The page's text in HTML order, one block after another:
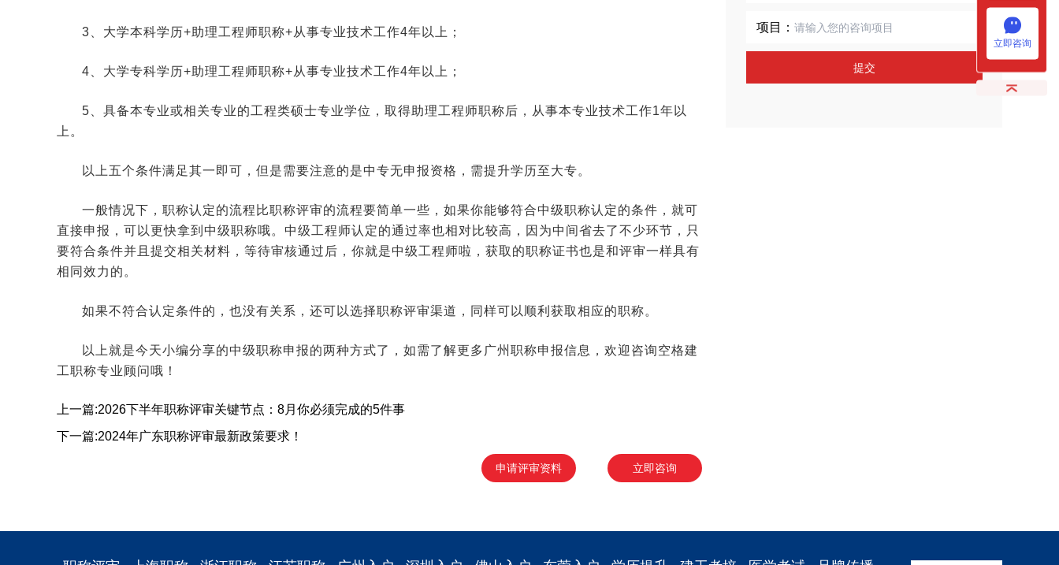
3、大学本科学历+助理工程师职称+从事专业技术工作4年以上；
4、大学专科学历+助理工程师职称+从事专业技术工作4年以上；
5、具备本专业或相关专业的工程类硕士专业学位，取得助理工程师职称后，从事本专业技术工作1年以
上。
以上五个条件满足其一即可，但是需要注意的是中专无申报资格，需提升学历至大专。
一般情况下，职称认定的流程比职称评审的流程要简单一些，如果你能够符合中级职称认定的条件，就可
直接申报，可以更快拿到中级职称哦。中级工程师认定的通过率也相对比较高，因为中间省去了不少环节，只
要符合条件并且提交相关材料，等待审核通过后，你就是中级工程师啦，获取的职称证书也是和评审一样具有
相同效力的。
如果不符合认定条件的，也没有关系，还可以选择职称评审渠道，同样可以顺利获取相应的职称。
以上就是今天小编分享的中级职称申报的两种方式了，如需了解更多广州职称申报信息，欢迎咨询空格建
工职称专业顾问哦！
上一篇:2026下半年职称评审关键节点：8月你必须完成的5件事
下一篇:2024年广东职称评审最新政策要求！
申请评审资料 立即咨询
项目：
提交
立即咨询